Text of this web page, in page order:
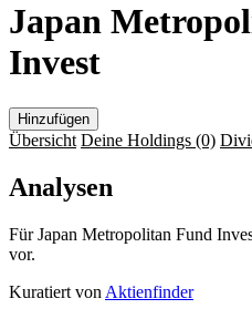
Japan
Invest
Hinzufügen
Übersicht Deine Holdings (0)
Analysen
Für Japan Metropolitan Fund
vor.
Kuratiert von Aktienfinder